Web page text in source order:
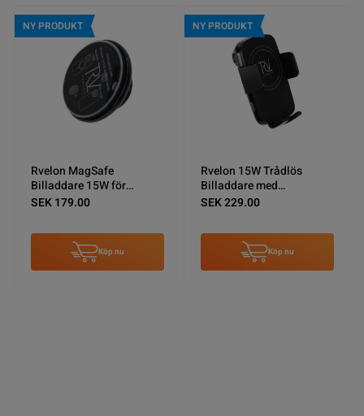
NY PRODUKT
Rvelon MagSafe
Billaddare 15W för
Ventilationsgaller
SEK 179.00
Köp nu
NY PRODUKT
Rvelon 15W Trådlös
Billaddare med
Automatisk Mobilhållare
SEK 229.00
Köp nu